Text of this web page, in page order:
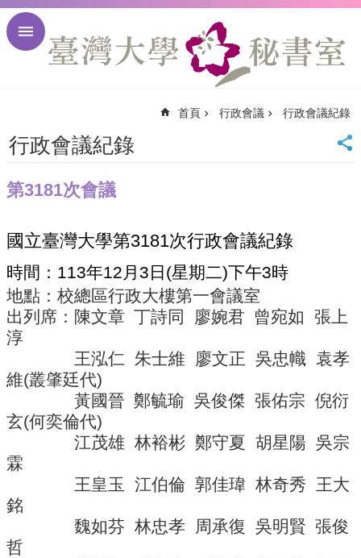
跳到主要內容區塊
首
頁
大
臺
大
校
訊
English
導
覽
常
見
於
書
首頁 行政會議 行政會議紀錄
行政會議紀錄
第3181次會議
國立臺灣大學第3181次行政會議紀錄
時間： 113年12月 3 日 (星期二)下午3時
地點：校總區行政大樓第一會議室
出列席：陳文章 丁詩同 廖婉君 曾宛如 張上
淳
王泓仁 朱士維 廖文正 吳忠幟 袁孝
維(叢肇廷代)
黃國晉 鄭毓瑜 吳俊傑 張佑宗 倪衍
玄(何奕倫代)
江茂雄 林裕彬 鄭守夏 胡星陽 吳宗
霖
王皇玉
江伯倫 郭佳瑋 林奇秀 王大
銘
魏如芬 林忠孝 周承復 吳明賢 張俊
哲